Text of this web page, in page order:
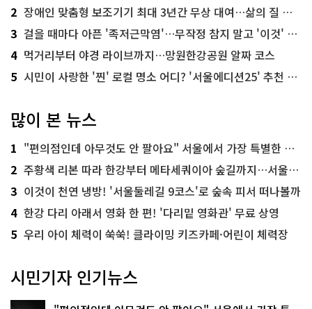
2 장애인 맞춤형 보조기기 최대 3년간 무상 대여…삶의 질 높인다
3 걸을 때마다 아픈 '족저근막염'…무작정 참지 말고 '이것' 해보세요!
4 먹거리부터 야경 라이브까지…망원한강공원 알짜 코스
5 시민이 사랑한 '찐' 로컬 명소 어디? '서울에디션25' 추천 코스
많이 본 뉴스
1 "편의점인데 아무것도 안 팔아요" 서울에서 가장 특별한 편의점의 정체
2 주황색 리본 따라 한강부터 메타세쿼이아 숲길까지…서울둘레길 15코스
3 이것이 천연 냉방! '서울둘레길 9코스'로 숲속 피서 떠나볼까
4 한강 다리 아래서 영화 한 편! '다리밑 영화관' 무료 상영
5 우리 아이 체력이 쑥쑥! 클라이밍 키즈카페·어린이 체력장
시민기자 인기뉴스